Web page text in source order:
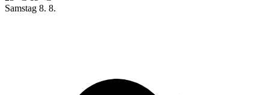
Samstag 8. 8.